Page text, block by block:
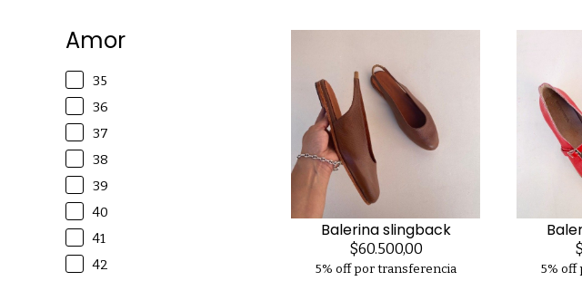
Amor
35
36
37
38
39
40
41
42
Balerina slingback
$60.500,00
5% off por transferencia 5% off